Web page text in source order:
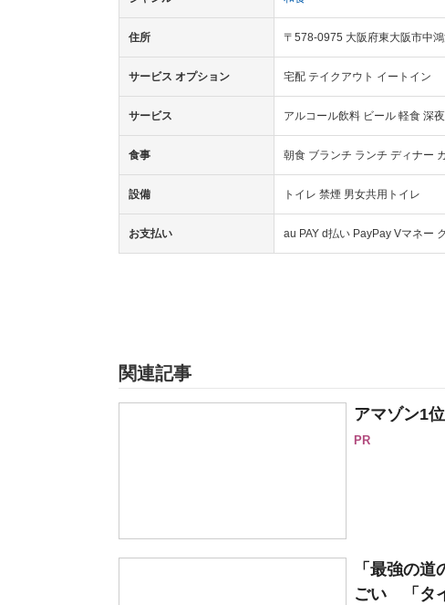
住所 〒578-0975 大阪府東大阪市中
サービス オプション 宅配 テイクアウト イートイン
サービス アルコール飲料 ビール 軽食 深
食事 朝食 ブランチ ランチ ディナー
設備 トイレ 禁煙 男女共用トイレ
お支払い au PAY d払い PayPay Vマネー
関連記事
アマゾン1
PR
「最強の
ごい 「タ